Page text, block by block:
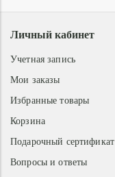
Личный кабинет
Учетная запись
Мои заказы
Избранные товары
Корзина
Подарочный сертификат
Вопросы и ответы